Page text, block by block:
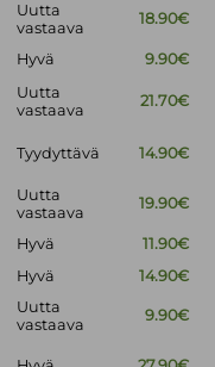
Uutta
vastaava
18.90€
Hyvä
9.90€
Uutta
vastaava
21.70€
Tyydyttävä 14.90€
Uutta
vastaava
19.90€
Hyvä
11.90€
Hyvä 14.90€
Uutta
vastaava
9.90€